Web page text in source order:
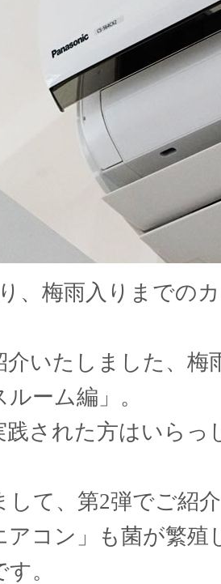
、梅雨入りまでの
介いたしました、梅
ーム編」。
践された方はいらっ
して、第2弾でご紹
アコン」も菌が繁
。